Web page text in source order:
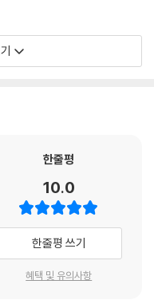
. 민법총칙은 노무사, 변리사,
중개사 등의 최근 기출문제
서는 이렇게 출제되는구나
필요가 있기 때문입니다.
이 책의 큰 특징이기도 합니
기출문제가 소개되어 있습
문집을 별도로 만든 이유가
한줄평
10.0
한줄평 쓰기
혜택 및 유의사항